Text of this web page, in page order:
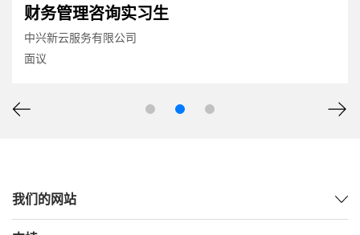
财务管理咨询实习生
中兴新云服务有限公司
面议
我们的网站